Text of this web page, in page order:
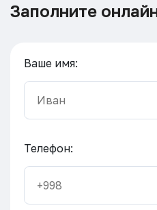
Заполните
Ваше имя:
Телефон: